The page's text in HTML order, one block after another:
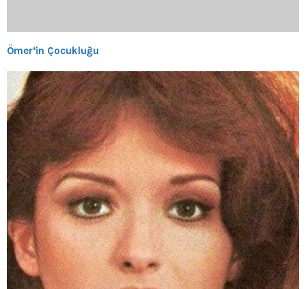
Ömer’in Çocukluğu